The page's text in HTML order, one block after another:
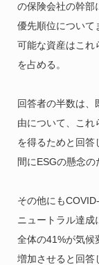
の保険会社の幹部
優先順位について
可能な資産はこれ
を占める。
回答者の半数は、
由について、これ
を得るためと回答
間にESGの懸念の
その他にも
ニュートラル達成
全体の41%が気候
増加させると回答